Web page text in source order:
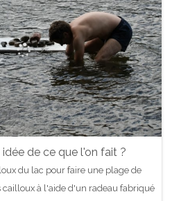
de ce que l'on fait ?
du lac pour faire une plage de
cailloux à l'aide d'un radeau fabriqué